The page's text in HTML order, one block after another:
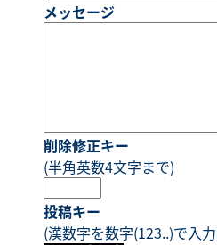
メッセージ
削除修正キー
(半角英数4文字まで)
投稿キー
(漢数字を数字(123..)で入